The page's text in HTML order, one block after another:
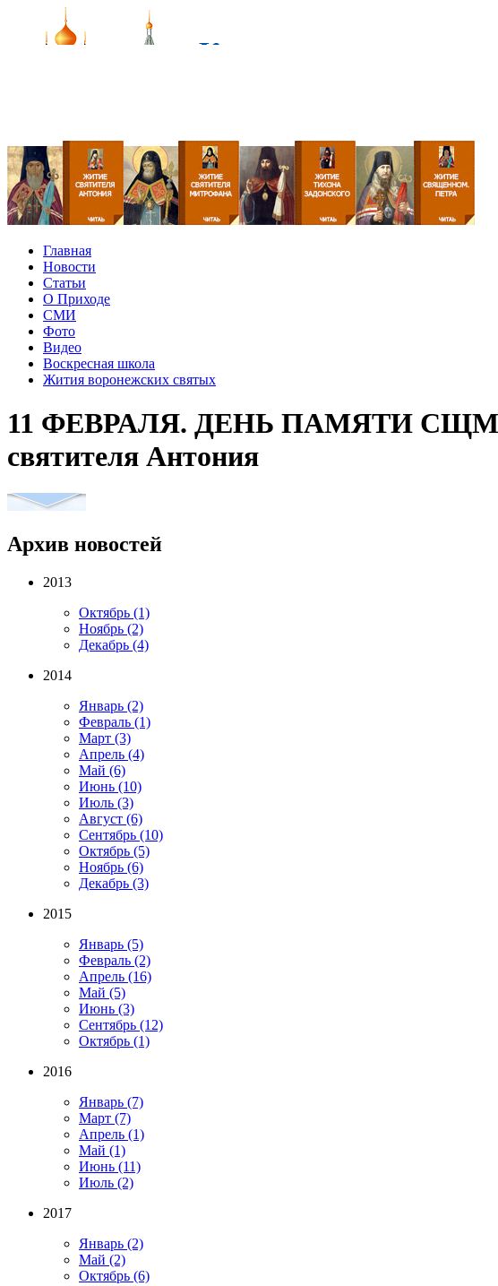
Главная
Новости
Статьи
О Приходе
СМИ
Фото
Видео
Воскресная школа
Жития воронежских святых
11 ФЕВРАЛЯ. ДЕНЬ ПАМЯТИ
святителя Антония
Архив новостей
2013
Октябрь (1)
Ноябрь (2)
Декабрь (4)
2014
Январь (2)
Февраль (1)
Март (3)
Апрель (4)
Май (6)
Июнь (10)
Июль (3)
Август (6)
Сентябрь (10)
Октябрь (5)
Ноябрь (6)
Декабрь (3)
2015
Январь (5)
Февраль (2)
Апрель (16)
Май (5)
Июнь (3)
Сентябрь (12)
Октябрь (1)
2016
Январь (7)
Март (7)
Апрель (1)
Май (1)
Июнь (11)
Июль (2)
2017
Январь (2)
Май (2)
Октябрь (6)